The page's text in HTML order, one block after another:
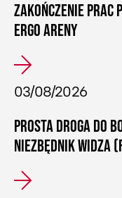
ZAKOŃCZENIE PRAC
ERGO ARENY
03/08/2026
PROSTA DROGA DO
NIEZBĘDNIK WIDZA